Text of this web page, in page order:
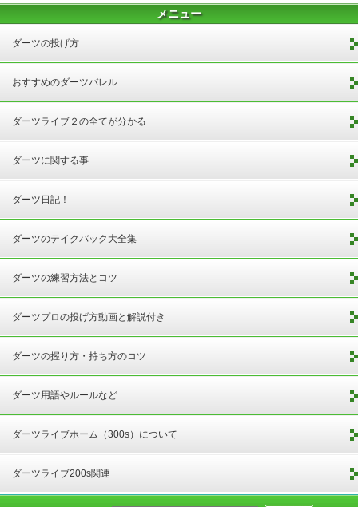
メニュー
ダーツの投げ方
おすすめのダーツバレル
ダーツライブ２の全てが分かる
ダーツに関する事
ダーツ日記！
ダーツのテイクバック大全集
ダーツの練習方法とコツ
ダーツプロの投げ方動画と解説付き
ダーツの握り方・持ち方のコツ
ダーツ用語やルールなど
ダーツライブホーム（300s）について
ダーツライブ200s関連